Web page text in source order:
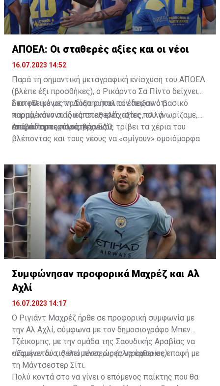
ΑΠΟΕΛ: Οι σταθερές αξίες και οι νέοι
16.07.2023 14:52
Παρά τη σημαντική μεταγραφική ενίσχυση του ΑΠΟΕΛ
(βλέπε έξι προσθήκες), ο Ρικάρντο Σα Πίντο δείχνει
διατεθειμένος να διατηρήσει τον περσινό βασικό
κορμό, κάνοντας κάποιες ελάχιστες, αλλά
απαραίτητες παρεμβάσεις.
Στο φιλικό με τη Δόξα οι παλιοί έδειξαν ότι
παραμένουν οι ίδιες σταθερές αξίες που γνωρίζαμε,
ενώ ο Πορτογάλος τεχνικός τρίβει τα χέρια του
βλέποντας και τους νέους να «σμίγουν» ομοιόμορφα
Διαβάστε περισσότεραΕΔΩ.
Συμφώνησαν προφορικά Μαχρέζ και Αλ
Αχλί
16.07.2023 14:17
Ο Ριγιάντ Μαχρέζ ήρθε σε προφορική συμφωνία με
την Αλ Αχλί, σύμφωνα με τον δημοσιογράφο Μπεν
Τζέικομπς, με την ομάδα της Σαουδικής Αραβίας να
αναμένεται τις επόμενες ώρες να έρθει σε επαφή με
τη Μάντσεστερ Σίτι.
•Έφυγαν δύο, θέλει τέσσερις (πληροφορίες)
Πολύ κοντά στο να γίνει ο επόμενος παίκτης που θα